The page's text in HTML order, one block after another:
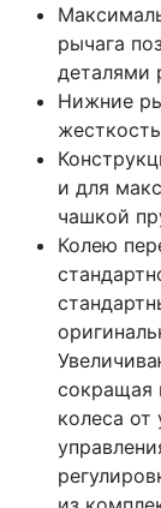
рычага
деталями
Нижние
и для
чашкой
Колею
сокращая
колеса